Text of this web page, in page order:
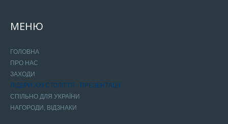
МЕНЮ
ГОЛОВНА
ПРО НАС
ЗАХОДИ
ЛІДЕРИ ХХІ СТОЛІТТЯ - ПРЕЗЕНТАЦІЇ
СПІЛЬНО ДЛЯ УКРАЇНИ
НАГОРОДИ, ВІДЗНАКИ